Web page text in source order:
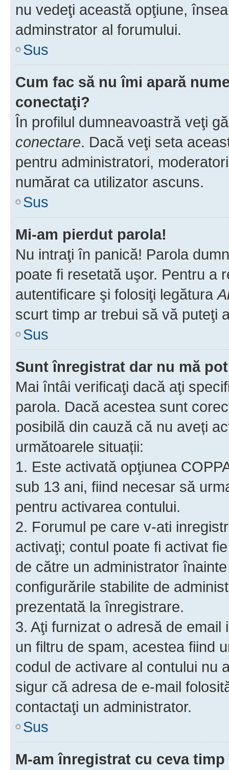
nu vedeţi această opţiune,
adminstrator al forumului.
Sus
Cum fac să nu îmi apară
conectaţi?
În profilul dumneavoastră veţi
conectare. Dacă veţi seta
pentru administratori,
numărat ca utilizator ascuns.
Sus
Mi-am pierdut parola!
Nu intraţi în panică! Parola
poate fi resetată uşor. Pentru a
autentificare şi folosiţi legătura
scurt timp ar trebui să vă puteţi
Sus
Sunt înregistrat dar nu mă
Mai întâi verificaţi dacă aţi
parola. Dacă acestea sunt
posibilă din cauză că nu aveți
următoarele situații:
1. Este activată opţiunea
sub 13 ani, fiind necesar să
pentru activarea contului.
2. Forumul pe care v-ati
activaţi; contul poate fi activat
de către un administrator
configurările stabilite de
prezentată la înregistrare.
3. Aţi furnizat o adresă de
un filtru de spam, acestea fiind
codul de activare al contului nu
sigur că adresa de e-mail
contactaţi un administrator.
Sus
M-am înregistrat cu ceva